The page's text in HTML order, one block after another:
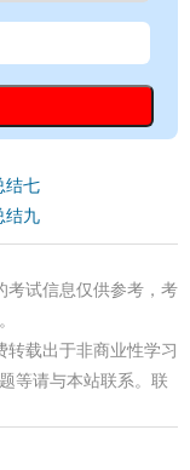
结七
结九
考试信息仅供参考，考
载出于非商业性学习
等请与本站联系。联